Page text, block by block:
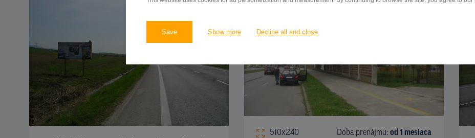
Save Show more Decline all and close
510x240 Doba prenájmu: od 1 mesiaca